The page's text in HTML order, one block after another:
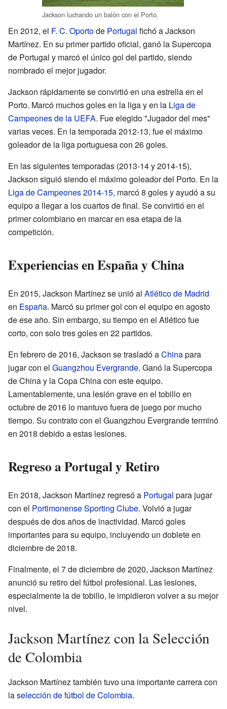
Jackson luchando un balón con el Porto.
En 2012, el F. C. Oportode Portugal fichó a Jackson
Martínez. En su primer partido oficial, ganó la Supercopa
de Portugal y marcó el único gol del partido, siendo
nombrado el mejor jugador.
Jackson rápidamente se convirtió en una estrella en el
Porto. Marcó muchos goles en la liga y en la Liga de
Campeones de la UEFA. Fue elegido "Jugador del mes"
varias veces. En la temporada 2012-13, fue el máximo
goleador de la liga portuguesa con 26 goles.
En las siguientes temporadas (2013-14 y 2014-15),
Jackson siguió siendo el máximo goleador del Porto. En la
Liga de Campeones 2014-15, marcó 8 goles y ayudó a su
equipo a llegar a los cuartos de final. Se convirtió en el
primer colombiano en marcar en esa etapa de la
competición.
Experiencias en España y China
En 2015, Jackson Martínez se unió al Atlético de Madrid
en España. Marcó su primer gol con el equipo en agosto
de ese año. Sin embargo, su tiempo en el Atlético fue
corto, con solo tres goles en 22 partidos.
En febrero de 2016, Jackson se trasladó aChinapara
jugar con el Guangzhou Evergrande. Ganó la Supercopa
de China y la Copa China con este equipo.
Lamentablemente, una lesión grave en el tobillo en
octubre de 2016 lo mantuvo fuera de juego por mucho
tiempo. Su contrato con el Guangzhou Evergrande terminó
en 2018 debido a estas lesiones.
Regreso a Portugal y Retiro
En 2018, Jackson Martínez regresó a Portugal para jugar
con el Portimonense Sporting Clube. Volvió a jugar
después de dos años de inactividad. Marcó goles
importantes para su equipo, incluyendo un doblete en
diciembre de 2018.
Finalmente, el 7 de diciembre de 2020, Jackson Martínez
anunció su retiro del fútbol profesional. Las lesiones,
especialmente la de tobillo, le impidieron volver a su mejor
nivel.
Jackson Martínez con la Selección
de Colombia
Jackson Martínez también tuvo una importante carrera con
laselección de fútbol de Colombia.